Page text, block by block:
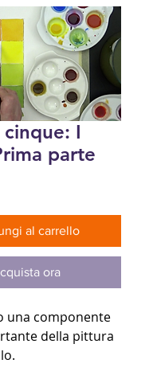
I
parte
al carrello
ora
una componente
della pittura